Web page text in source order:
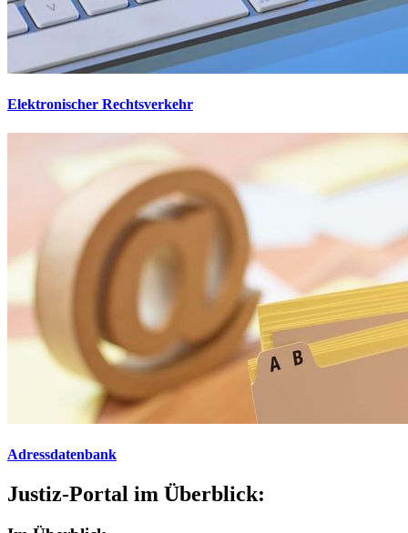
Elektronischer Rechtsverkehr
Adressdatenbank
Justiz-Portal im Überblick: